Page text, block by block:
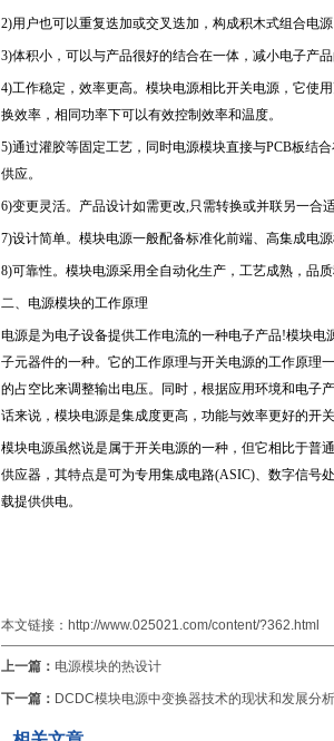
2)用户也可以重复迭加或交叉迭加，构成积木式组合电
3)体积小，可以与产品很好的结合在一体，减小电子产
4)工作稳定，效率更高。模块电源相比开关电源，它使
换效率，相同功率下可以有效控制效率和温度。
5)通过灌胶等固定工艺，同时电源模块直接与PCB板结
供应。
6)变更灵活。产品设计如需更改,只需转换或并联另一合
7)设计简单。模块电源一般配备标准化前端、高集成电
8)可靠性。模块电源采用全自动化生产，工艺成熟，品质
二、电源模块的工作原理
电源是为电子设备提供工作电流的一种电子产品!模块
子元器件的一种。它的工作原理与开关电源的工作原理
的占空比来调整输出电压。同时，根据应用环境和电子
话来说，模块电源是集成度更高，功能与效率更好的开关
模块电源虽然说是属于开关电源的一种，但它相比于普
供应器，其特点是可为专用集成电路(ASIC)、数字信号
载提供供电。
本文链接： http://www.025021.com/content/?362.html
上一篇： 电源模块的热设计
下一篇： DCDC模块电源中变换器技术的现状和发展分析